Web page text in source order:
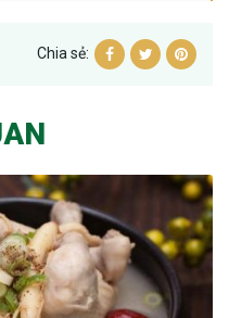
Chia sẻ: